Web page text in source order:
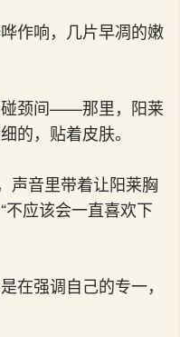
作响，几片早凋的嫩
碰颈间——那里，阳莱
的，贴着皮肤。
声音里带着让阳莱胸
不应该会一直喜欢下
在强调自己的专一，